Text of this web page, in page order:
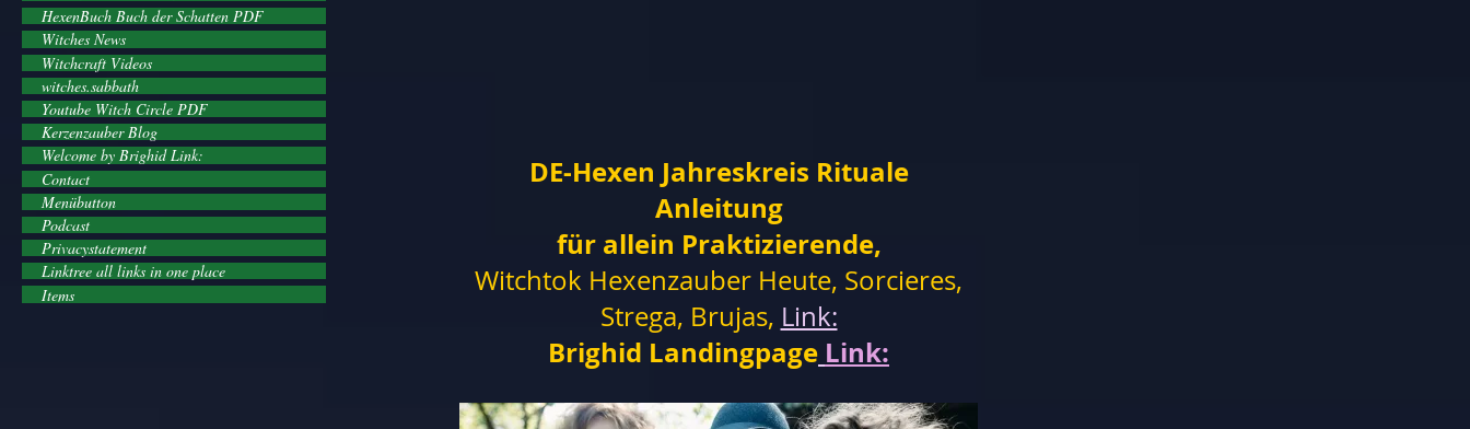
HexenBuch Buch der Schatten PDF
Witches News
Witchcraft Videos
witches.sabbath
Youtube Witch Circle PDF
Kerzenzauber Blog
Welcome by Brighid Link:
Contact
Menübutton
Podcast
Privacystatement
Linktree all links in one place
Items
DE-Hexen Jahreskreis Rituale
Anleitung
für allein Praktizierende,
Witchtok Hexenzauber Heute, Sorcieres,
Strega, Brujas, Link:
Brighid Landingpage Link: